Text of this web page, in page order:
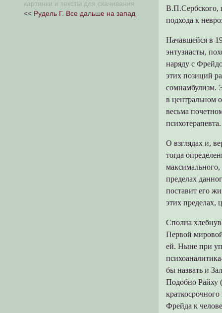
В.П.Сербского,
подхода к
Начавшейся в
энтузиасты,
наряду с
этих позиций
сомнамбулизм.
в центральном
весьма
психотерапевта.
О взглядах и,
тогда
пределах
поставит его
этих пределах,
Сполна
Первой
ей. Ныне при
бы назвать и
Подобно Райху
Фрейда к
Уроки XX века (Тезисы)
старение будет влиять на темпы
научно-технического прогресса и
картинки и тексты для скачивания
<< Рудель Г. Все дальше на запад